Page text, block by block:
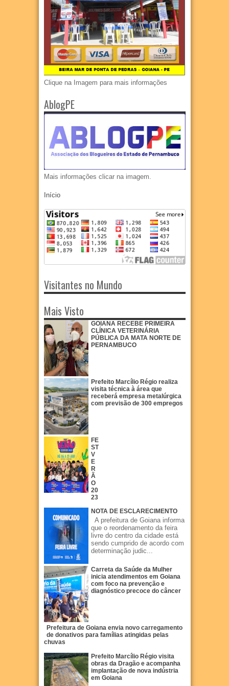
Clique na Imagem para mais informações
AblogPE
Mais informações clicar na imagem.
Início
Visitantes no Mundo
Mais Visto
GOIANA RECEBE PRIMEIRA
CLÍNICA VETERINÁRIA
PÚBLICA DA MATA NORTE DE
PERNAMBUCO
Prefeito Marcílio Régio realiza
visita técnica à área que
receberá empresa metalúrgica
com previsão de 300 empregos
FE
ST
V
E
R
Ã
O
20
23
NOTA DE ESCLARECIMENTO
A prefeitura de Goiana informa
que o reordenamento da feira
livre do centro da cidade está
sendo cumprido de acordo com
determinação judic...
Carreta da Saúde da Mulher
inicia atendimentos em Goiana
com foco na prevenção e
diagnóstico precoce do câncer
Prefeitura de Goiana envia novo carregamento
de donativos para famílias atingidas pelas
chuvas
Prefeito Marcílio Régio visita
obras da Dragão e acompanha
implantação de nova indústria
em Goiana